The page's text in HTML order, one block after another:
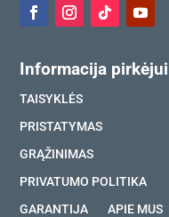
Informacija pirkėjui
TAISYKLĖS
PRISTATYMAS
GRĄŽINIMAS
PRIVATUMO POLITIKA
GARANTIJA
APIE MUS